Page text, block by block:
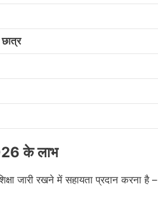
के लाभ
जारी रखने में सहायता प्रदान करना है –